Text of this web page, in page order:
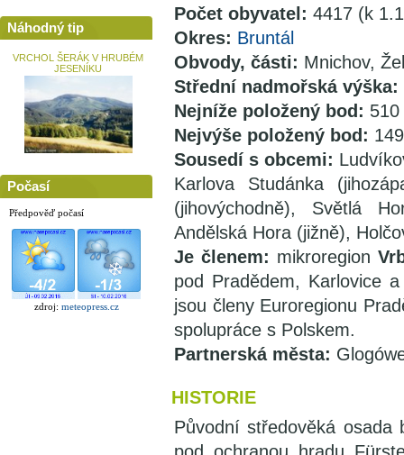
Náhodný tip
VRCHOL ŠERÁK V HRUBÉM
JESENÍKU
Počasí
Předpověď počasí
zdroj: meteopress.cz
Počet obyvatel: 4417 (k
Okres: Bruntál
Obvody, části: Mnichov,
Střední nadmořská výška:
Nejníže položený bod:
Nejvýše položený bod:
Sousedí s obcemi:
Karlova Studánka
(jihovýchodně), Světlá
Andělská Hora (jižně),
Je členem: mikroregion
pod Pradědem, Karlovice
jsou členy Euroregionu
spolupráce s Polskem.
Partnerská města:
HISTORIE
Původní středověká